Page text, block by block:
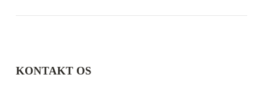
KONTAKT OS